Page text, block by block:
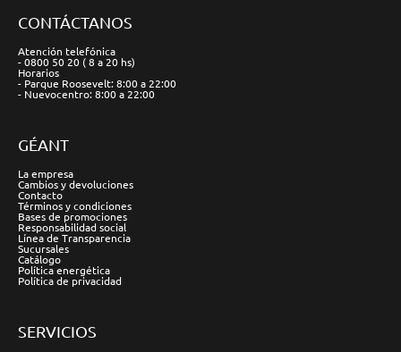
CONTÁCTANOS
Atención telefónica
- 0800 50 20 ( 8 a 20 hs)
Horarios
- Parque Roosevelt: 8:00 a 22:00
- Nuevocentro: 8:00 a 22:00
GÉANT
La empresa
Cambios y devoluciones
Contacto
Términos y condiciones
Bases de promociones
Responsabilidad social
Línea de Transparencia
Sucursales
Catálogo
Política energética
Política de privacidad
SERVICIOS